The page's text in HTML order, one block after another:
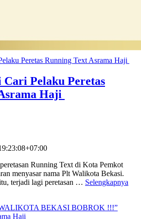
Cari Pelaku Peretas
Haji
Running Text di Kota Pemkot
menyasar nama Plt Walikota Bekasi.
terjadi lagi peretasan … Selengkapnya